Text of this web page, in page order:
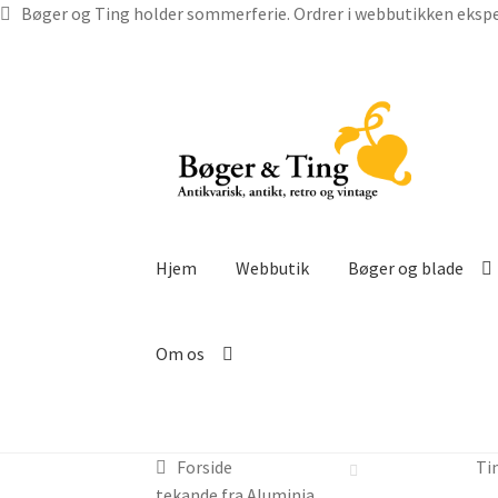
Bøger og Ting holder sommerferie. Ordrer i webbutikken
navigation
indhold
Hjem Webbutik Bøger og blade
Om os
Forside